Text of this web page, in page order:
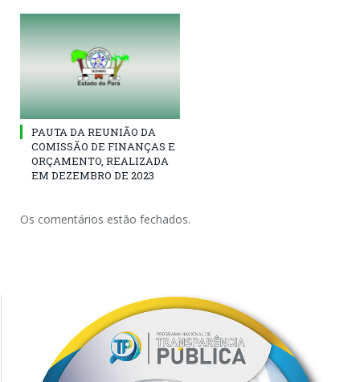
PAUTA DA REUNIÃO DA
COMISSÃO DE FINANÇAS E
ORÇAMENTO, REALIZADA
EM DEZEMBRO DE 2023
Os comentários estão fechados.